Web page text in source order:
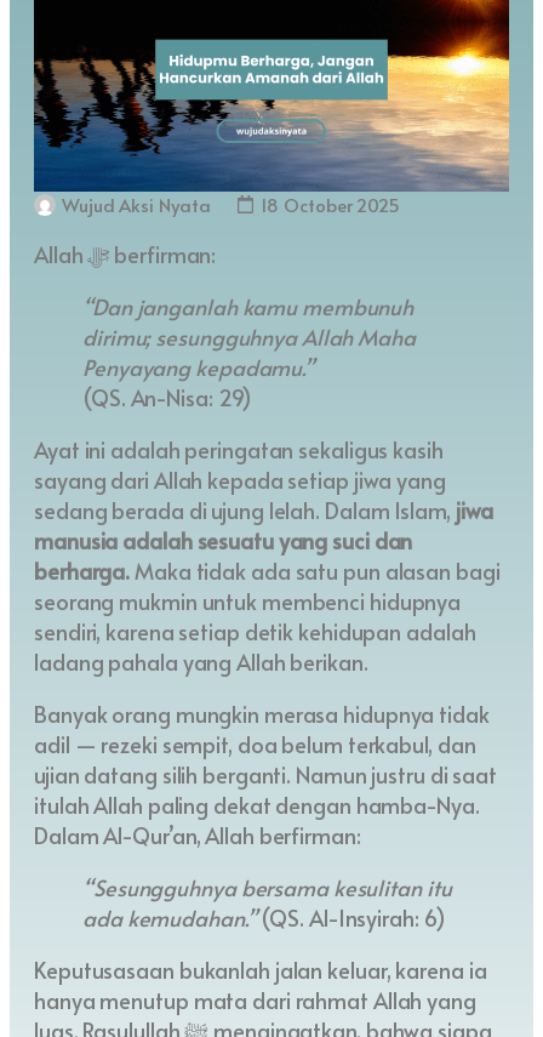
Wujud Aksi Nyata 18 October 2025
Allah ﷻ berfirman:
“Dan janganlah kamu membunuh
dirimu; sesungguhnya Allah Maha
Penyayang kepadamu.”
(QS. An-Nisa: 29)
Ayat ini adalah peringatan sekaligus kasih
sayang dari Allah kepada setiap jiwa yang
sedang berada di ujung lelah. Dalam Islam, jiwa
manusia adalah sesuatu yang suci dan
berharga.Maka tidak ada satu pun alasan bagi
seorang mukmin untuk membenci hidupnya
sendiri, karena setiap detik kehidupan adalah
ladang pahala yang Allah berikan.
Banyak orang mungkin merasa hidupnya tidak
adil — rezeki sempit, doa belum terkabul, dan
ujian datang silih berganti. Namun justru di saat
itulah Allah paling dekat dengan hamba-Nya.
Dalam Al-Qur’an, Allah berfirman:
“Sesungguhnya bersama kesulitan itu
ada kemudahan.”(QS. Al-Insyirah: 6)
Keputusasaan bukanlah jalan keluar, karena ia
hanya menutup mata dari rahmat Allah yang
luas. Rasulullah ﷺ mengingatkan, bahwa siapa